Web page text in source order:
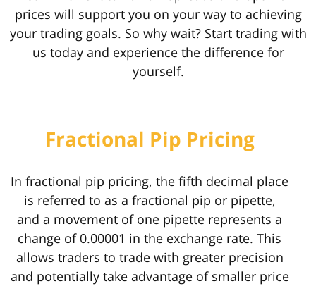
prices will support you on your way to achieving
your trading goals. So why wait? Start trading with
us today and experience the difference for
yourself.
Fractional Pip Pricing
In fractional pip pricing, the fifth decimal place
is referred to as a fractional pip or pipette,
and a movement of one pipette represents a
change of 0.00001 in the exchange rate. This
allows traders to trade with greater precision
and potentially take advantage of smaller price